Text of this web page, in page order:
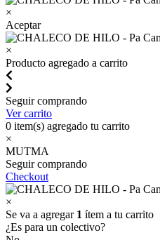
×
Aceptar
×
Producto agregado a carrito
Seguir comprando
Ver carrito
0 item(s) agregado tu carrito
×
MUTMA
Seguir comprando
Checkout
×
Se va a agregar 1 ítem a tu carrito
¿Es para un colectivo?